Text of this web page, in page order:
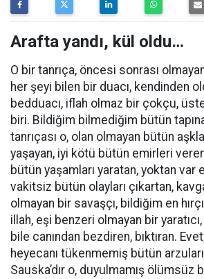
Arafta yandı, kül oldu…
O bir tanrıça, öncesi sonrası
her şeyi bilen bir duacı, kendinden
bedduacı, iflah olmaz bir çokçu,
biri. Bildiğim bilmediğim bütün
tanrıçası o, olan olmayan bütün
yaşayan, iyi kötü bütün emirleri
bütün yaşamları yaratan, yoktan var
vakitsiz bütün olayları çıkartan,
olmayan bir savaşçı, bildiğim en
illah, eşi benzeri olmayan bir yaratıcı,
bile canından bezdiren, bıktıran.
heyecanı tükenmemiş bütün
Sauska’dır o, duyulmamış ölümsüz